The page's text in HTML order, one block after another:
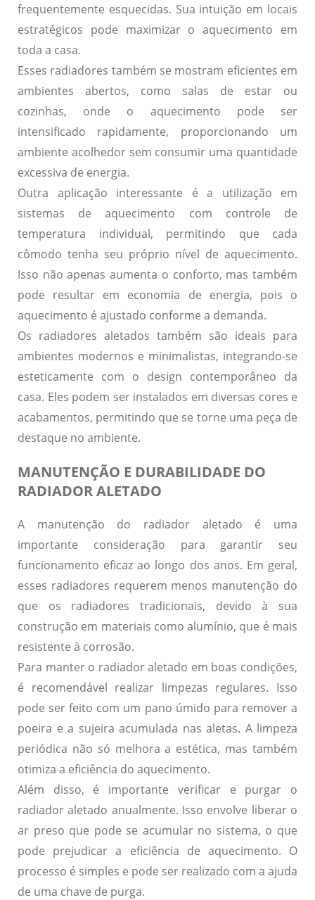
frequentemente esquecidas. Sua intuição em locais
estratégicos pode maximizar o aquecimento em
toda a casa.
Esses radiadores também se mostram eficientes em
ambientes abertos, como salas de estar ou
cozinhas, onde o aquecimento pode ser
intensificado rapidamente, proporcionando um
ambiente acolhedor sem consumir uma quantidade
excessiva de energia.
Outra aplicação interessante é a utilização em
sistemas de aquecimento com controle de
temperatura individual, permitindo que cada
cômodo tenha seu próprio nível de aquecimento.
Isso não apenas aumenta o conforto, mas também
pode resultar em economia de energia, pois o
aquecimento é ajustado conforme a demanda.
Os radiadores aletados também são ideais para
ambientes modernos e minimalistas, integrando-se
esteticamente com o design contemporâneo da
casa. Eles podem ser instalados em diversas cores e
acabamentos, permitindo que se torne uma peça de
destaque no ambiente.
MANUTENÇÃO E DURABILIDADE DO
RADIADOR ALETADO
A manutenção do radiador aletado é uma
importante consideração para garantir seu
funcionamento eficaz ao longo dos anos. Em geral,
esses radiadores requerem menos manutenção do
que os radiadores tradicionais, devido à sua
construção em materiais como alumínio, que é mais
resistente à corrosão.
Para manter o radiador aletado em boas condições,
é recomendável realizar limpezas regulares. Isso
pode ser feito com um pano úmido para remover a
poeira e a sujeira acumulada nas aletas. A limpeza
periódica não só melhora a estética, mas também
otimiza a eficiência do aquecimento.
Além disso, é importante verificar e purgar o
radiador aletado anualmente. Isso envolve liberar o
ar preso que pode se acumular no sistema, o que
pode prejudicar a eficiência de aquecimento. O
processo é simples e pode ser realizado com a ajuda
de uma chave de purga.